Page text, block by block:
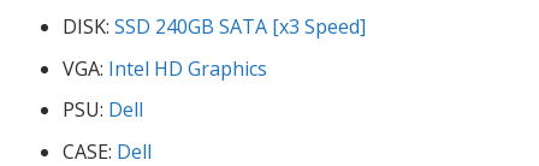
DISK: SSD 240GB SATA [x3 Speed]
VGA: Intel HD Graphics
PSU: Dell
CASE: Dell